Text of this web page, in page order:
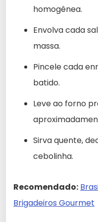
homogênea.
Envolva cada
massa.
Pincele cada
batido.
Leve ao forno
Sirva quente,
cebolinha.
Recomendado:
Brigadeiros Gourmet